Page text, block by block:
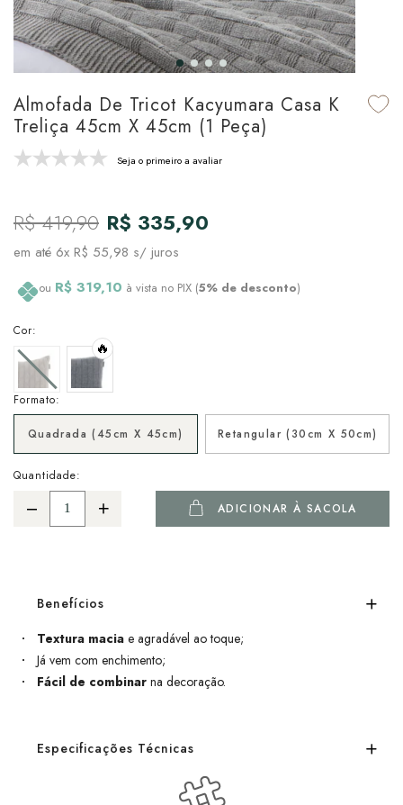
em Marcas
em Tapetes
de Colchão & Travesseiro
& Sobre-Lençol Avulso
& Manta para Cama
Edredom & Duvet
Prato & Copa
de Cozinha
em Mesa & Cozinha
em Banho
Almofada De Tricot Kacyumara Casa K
Treliça 45cm X 45cm (1 Peça)
Seja o primeiro a avaliar
R$ 419,90 R$ 335,90
em até 6x R$ 55,98 s/ juros
ou R$ 319,10 à vista no PIX (5% de desconto)
Formato:
Quadrada (45cm X 45cm) Retangular (30cm X 50cm)
Cor:
🔥
Quantidade:
ADICIONAR À SACOLA
Benefícios
Textura macia e agradável ao toque;
Já vem com enchimento;
Fácil de combinar na decoração.
Especificações Técnicas